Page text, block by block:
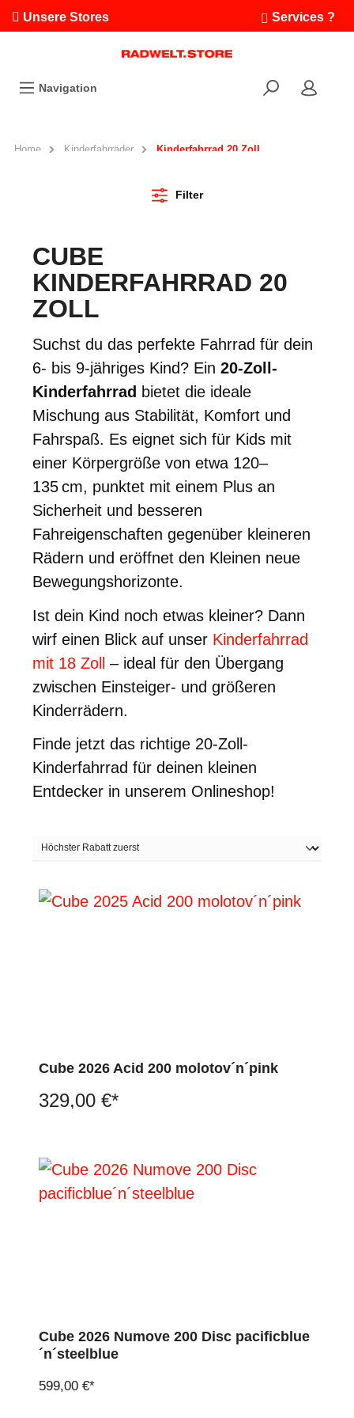
Unsere Stores Services ?
Ausfahrten
Bikefinder
Navigation
Home Kinderfahrräder Kinderfahrrad 20 Zoll
Filter
CUBE
KINDERFAHRRAD 20
ZOLL
Suchst du das perfekte Fahrrad für dein
6- bis 9-jähriges Kind? Ein 20-Zoll-
Kinderfahrrad bietet die ideale
Mischung aus Stabilität, Komfort und
Fahrspaß. Es eignet sich für Kids mit
einer Körpergröße von etwa 120–
135 cm, punktet mit einem Plus an
Sicherheit und besseren
Fahreigenschaften gegenüber kleineren
Rädern und eröffnet den Kleinen neue
Bewegungshorizonte.
Ist dein Kind noch etwas kleiner? Dann
wirf einen Blick auf unser Kinderfahrrad
mit 18 Zoll – ideal für den Übergang
zwischen Einsteiger- und größeren
Kinderrädern.
Finde jetzt das richtige 20-Zoll-
Kinderfahrrad für deinen kleinen
Entdecker in unserem Onlineshop!
Cube 2026 Acid 200 molotov´n´pink
329,00 €*
Cube 2026 Numove 200 Disc pacificblue
´n´steelblue
599,00 €*